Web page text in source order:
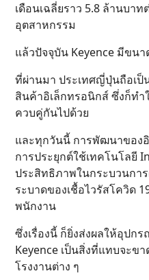
เดือนเฉลี่ยราว 5.8 ล้านบา
อุตสาหกรรม
แล้วปัจจุบัน Keyence มีขน
ที่ผ่านมา ประเทศญี่ปุ่นถือเ
สินค้าอิเล็กทรอนิกส์ ซึ่งก็ทำ
ควบคู่กันไปด้วย
และทุกวันนี้ การพัฒนาของอิ
การประยุกต์ใช้เทคโนโลยี
ประสิทธิภาพในกระบวนกา
ระบาดของเชื้อไวรัสโควิด
พนักงาน
ซึ่งเรื่องนี้ ก็ยิ่งส่งผลให้อุปก
Keyence เป็นสิ่งที่แทบจะข
โรงงานต่าง ๆ